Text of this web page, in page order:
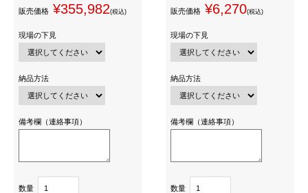
販売価格 ¥355,982(税込)
現場の下見
納品方法
備考欄（連絡事項）
数量
販売価格 ¥6,270(税込)
現場の下見
納品方法
備考欄（連絡事項）
数量